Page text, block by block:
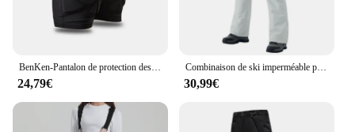
BenKen-Pantalon de protection des fesses pour le ski, protège-fesses pour le skateboard, l'équitation, le cyclisme, le snowboard, les coussinets d'armure de course terrestres
24,79€
Combinaison de ski imperméable pour hommes et femmes, vêtements de neige chauds, vêtements de plein air, veste d'hiver, sports pour couples, 506
30,99€